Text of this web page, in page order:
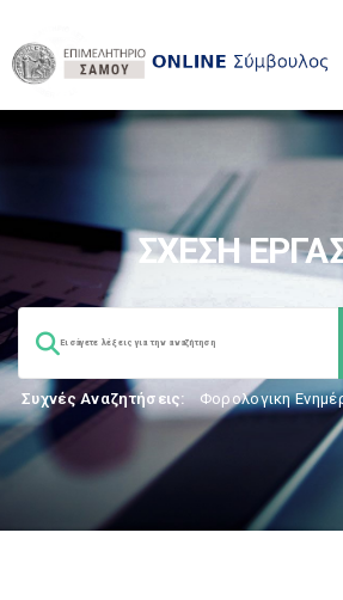
ΣΧΕΣΗ
Συχνές Αναζητήσεις: Φορολογικη